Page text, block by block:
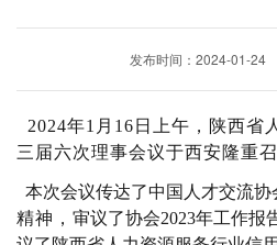
发布时间：2024-01-24
2024年1月16日上午，陕西省
三届六次理事会议于西安隆重召
本次会议传达了中国人才交流
精神， 审议了协会2023年工作报